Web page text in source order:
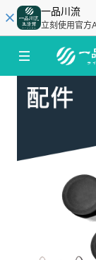
一品川流
立刻使用官方